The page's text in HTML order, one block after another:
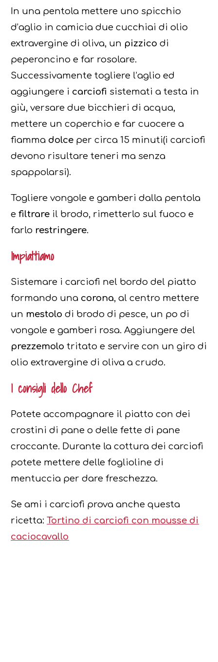
In una pentola mettere uno spicchio
d’aglio in camicia due cucchiai di olio
extravergine di oliva, un pizzico di
peperoncino e far rosolare.
Successivamente togliere l’aglio ed
aggiungere i carciofi sistemati a testa in
giù, versare due bicchieri di acqua,
mettere un coperchio e far cuocere a
fiamma dolce per circa 15 minuti(i carciofi
devono risultare teneri ma senza
spappolarsi).
Togliere vongole e gamberi dalla pentola
efiltrare il brodo, rimetterlo sul fuoco e
farlo restringere.
Impiattiamo
Sistemare i carciofi nel bordo del piatto
formando una corona, al centro mettere
un mestolo di brodo di pesce, un po di
vongole e gamberi rosa. Aggiungere del
prezzemolo tritato e servire con un giro di
olio extravergine di oliva a crudo.
I consigli dello Chef
Potete accompagnare il piatto con dei
crostini di pane o delle fette di pane
croccante. Durante la cottura dei carciofi
potete mettere delle foglioline di
mentuccia per dare freschezza.
Se ami i carciofi prova anche questa
ricetta:Tortino di carciofi con mousse di
caciocavallo